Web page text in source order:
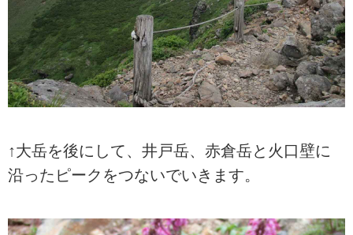
↑大岳を後にして、井戸岳、赤倉岳と火口壁に
沿ったピークをつないでいきます。